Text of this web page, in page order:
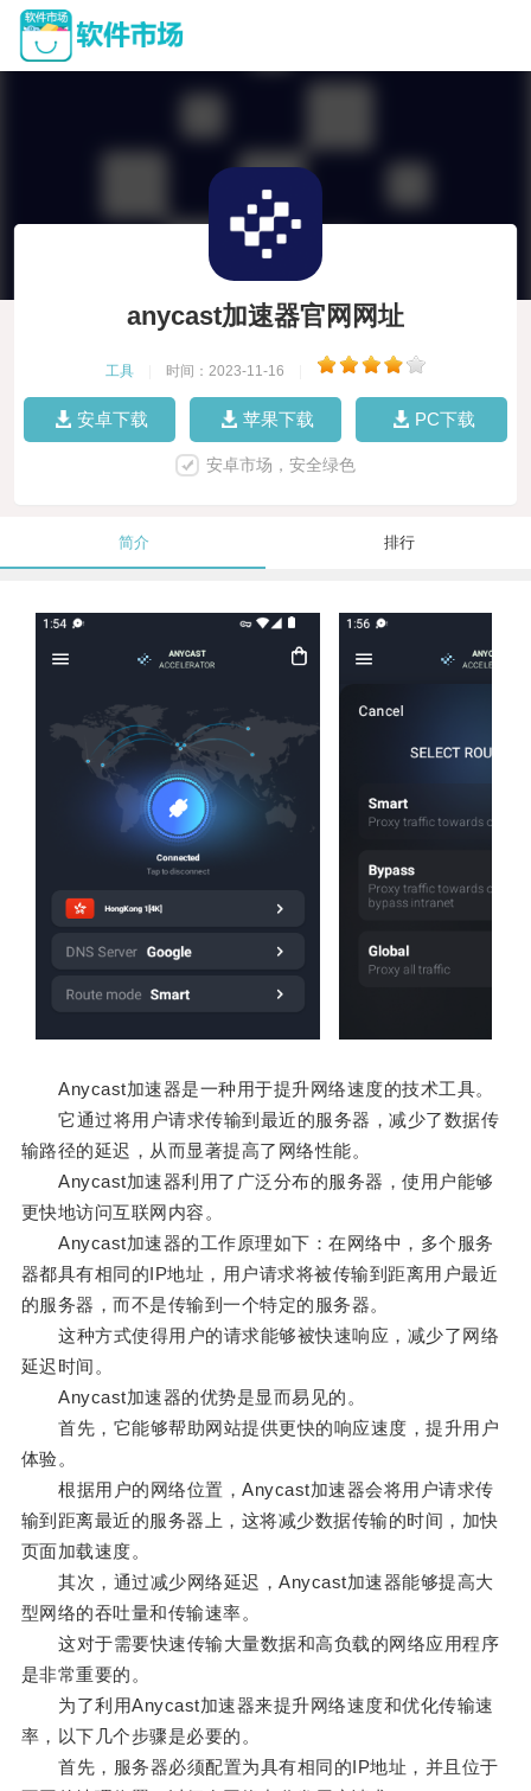
anycast加速器官网网址
工具 时间：2023-11-16
安卓下载 苹果下载 PC下载
安卓市场，安全绿色
简介 排行
Anycast加速器是一种用于提升网络速度的技术工具。
它通过将用户请求传输到最近的服务器，减少了数据传
输路径的延迟，从而显著提高了网络性能。
Anycast加速器利用了广泛分布的服务器，使用户能够
更快地访问互联网内容。
Anycast加速器的工作原理如下：在网络中，多个服务
器都具有相同的IP地址，用户请求将被传输到距离用户最近
的服务器，而不是传输到一个特定的服务器。
这种方式使得用户的请求能够被快速响应，减少了网络
延迟时间。
Anycast加速器的优势是显而易见的。
首先，它能够帮助网站提供更快的响应速度，提升用户
体验。
根据用户的网络位置，Anycast加速器会将用户请求传
输到距离最近的服务器上，这将减少数据传输的时间，加快
页面加载速度。
其次，通过减少网络延迟，Anycast加速器能够提高大
型网络的吞吐量和传输速率。
这对于需要快速传输大量数据和高负载的网络应用程序
是非常重要的。
为了利用Anycast加速器来提升网络速度和优化传输速
率，以下几个步骤是必要的。
首先，服务器必须配置为具有相同的IP地址，并且位于